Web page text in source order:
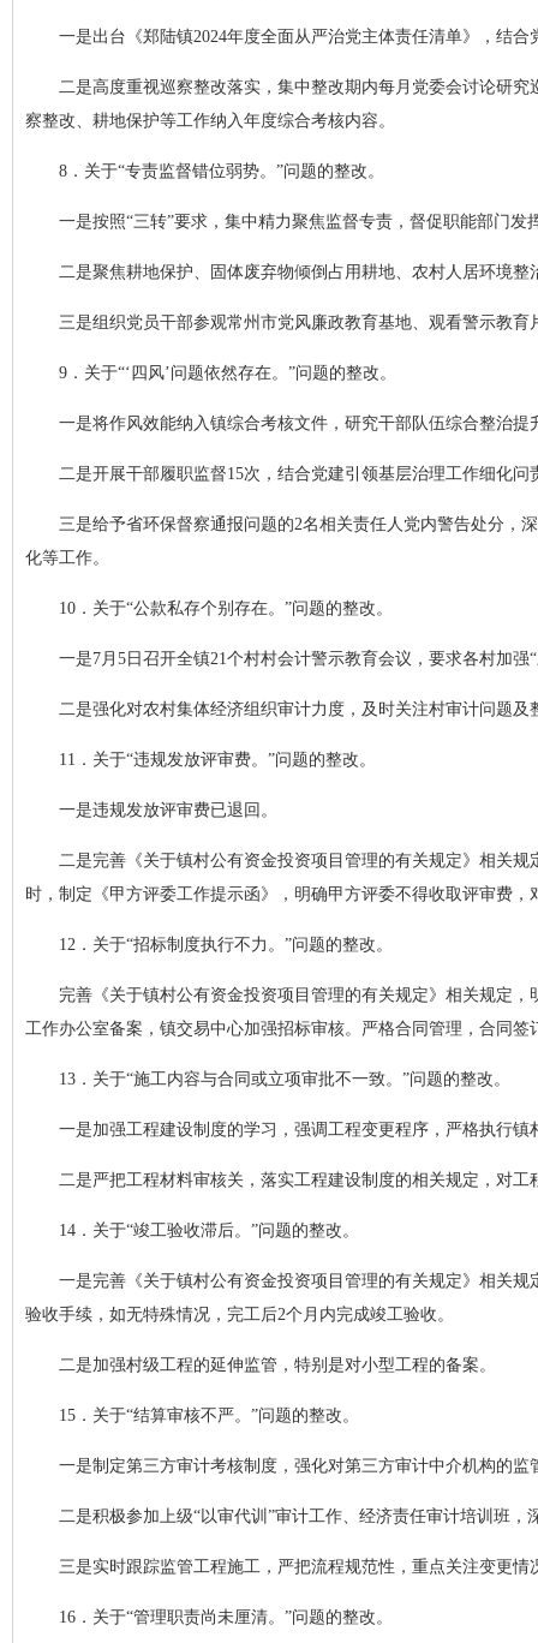
一是出台《郑陆镇2024年度全面从严治党主体责任清单》，结
二是高度重视巡察整改落实，集中整改期内每月党委会讨论研
察整改、耕地保护等工作纳入年度综合考核内容。
8．关于“专责监督错位弱势。”问题的整改。
一是按照“三转”要求，集中精力聚焦监督专责，督促职能部门发
二是聚焦耕地保护、固体废弃物倾倒占用耕地、农村人居环境整
三是组织党员干部参观常州市党风廉政教育基地、观看警示教
9．关于“‘四风’问题依然存在。”问题的整改。
一是将作风效能纳入镇综合考核文件，研究干部队伍综合整治
二是开展干部履职监督15次，结合党建引领基层治理工作细化
三是给予省环保督察通报问题的2名相关责任人党内警告处分，
化等工作。
10．关于“公款私存个别存在。”问题的整改。
一是7月5日召开全镇21个村村会计警示教育会议，要求各村加强
二是强化对农村集体经济组织审计力度，及时关注村审计问题
11．关于“违规发放评审费。”问题的整改。
一是违规发放评审费已退回。
二是完善《关于镇村公有资金投资项目管理的有关规定》相关
时，制定《甲方评委工作提示函》，明确甲方评委不得收取评审费
12．关于“招标制度执行不力。”问题的整改。
完善《关于镇村公有资金投资项目管理的有关规定》相关规定
工作办公室备案，镇交易中心加强招标审核。严格合同管理，合同
13．关于“施工内容与合同或立项审批不一致。”问题的整改。
一是加强工程建设制度的学习，强调工程变更程序，严格执行
二是严把工程材料审核关，落实工程建设制度的相关规定，对
14．关于“竣工验收滞后。”问题的整改。
一是完善《关于镇村公有资金投资项目管理的有关规定》相关
验收手续，如无特殊情况，完工后2个月内完成竣工验收。
二是加强村级工程的延伸监管，特别是对小型工程的备案。
15．关于“结算审核不严。”问题的整改。
一是制定第三方审计考核制度，强化对第三方审计中介机构的监
二是积极参加上级“以审代训”审计工作、经济责任审计培训班
三是实时跟踪监管工程施工，严把流程规范性，重点关注变更
16．关于“管理职责尚未厘清。”问题的整改。